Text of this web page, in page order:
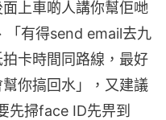
上車啲人講你幫佢哋
「有得send email去九
卡時間同路線，最好
你搞回水」，又建議
先掃face ID先畀到